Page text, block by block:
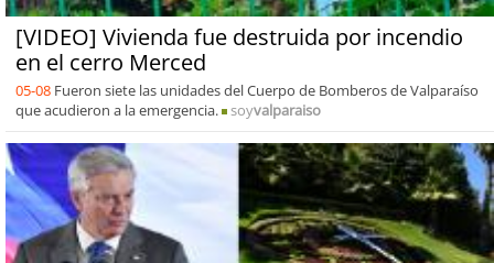
[VIDEO] Vivienda fue destruida por incendio
en el cerro Merced
05-08 Fueron siete las unidades del Cuerpo de Bomberos de Valparaíso
que acudieron a la emergencia.
soyvalparaiso